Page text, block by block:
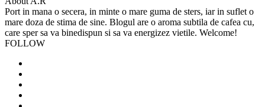
Port in mana o secera, in minte o mare guma de sters, iar in suflet o
mare doza de stima de sine. Blogul are o aroma subtila de cafea cu,
care sper sa va binedispun si sa va energizez vietile. Welcome!
FOLLOW